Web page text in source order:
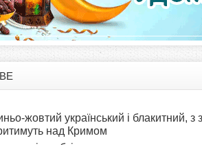
жовтий український і блакитний, з
над Кримом